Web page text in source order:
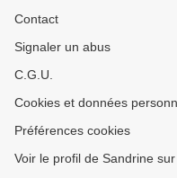
Contact
Signaler un abus
C.G.U.
Cookies et données
Préférences cookies
Voir le profil de Sandrine